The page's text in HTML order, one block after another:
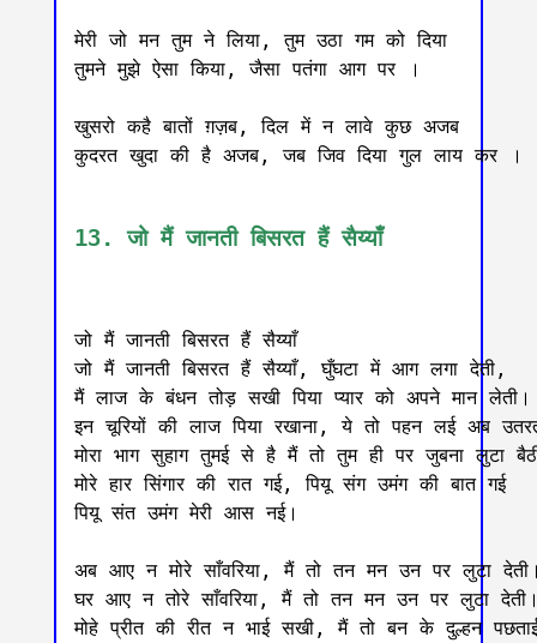
मेरी जो मन तुम ने लिया, तुम उठा गम को दिया
तुमने मुझे ऐसा किया, जैसा पतंगा आग पर ।
खुसरो कहै बातों ग़ज़ब, दिल में न लावे कुछ अजब
कुदरत खुदा की है अजब, जब जिव दिया गुल लाय कर ।
13. जो मैं जानती बिसरत हैं सैय्याँ
जो मैं जानती बिसरत हैं सैय्याँ
जो मैं जानती बिसरत हैं सैय्याँ, घुँघटा में आग लगा देती,
मैं लाज के बंधन तोड़ सखी पिया प्यार को अपने मान लेती।
इन चूरियों की लाज पिया रखाना, ये तो पहन लई अब
मोरा भाग सुहाग तुमई से है मैं तो तुम ही पर जुबना लुटा
मोरे हार सिंगार की रात गई, पियू संग उमंग की बात गई
पियू संत उमंग मेरी आस नई।
अब आए न मोरे साँवरिया, मैं तो तन मन उन पर लुटा
घर आए न तोरे साँवरिया, मैं तो तन मन उन पर लुटा
मोहे प्रीत की रीत न भाई सखी, मैं तो बन के दुल्हन